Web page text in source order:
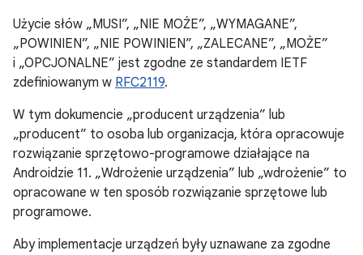
Użycie słów „MUSI”, „NIE MOŻE”, „WYMAGANE”,
„POWINIEN”, „NIE POWINIEN”, „ZALECANE”, „MOŻE”
i „OPCJONALNE” jest zgodne ze standardem IETF
zdefiniowanym w RFC2119.
W tym dokumencie „producent urządzenia” lub
„producent” to osoba lub organizacja, która opracowuje
rozwiązanie sprzętowo-programowe działające na
Androidzie 11. „Wdrożenie urządzenia” lub „wdrożenie” to
opracowane w ten sposób rozwiązanie sprzętowe lub
programowe.
Aby implementacje urządzeń były uznawane za zgodne